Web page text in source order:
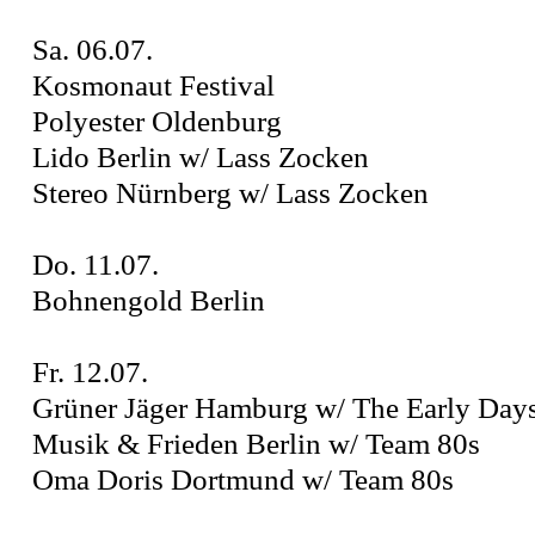
Sa. 06.07.
Kosmonaut Festival
Polyester Oldenburg
Lido Berlin w/ Lass Zocken
Stereo Nürnberg w/ Lass Zocken
Do. 11.07.
Bohnengold Berlin
Fr. 12.07.
Grüner Jäger Hamburg w/ The Early
Musik & Frieden Berlin w/ Team 80s
Oma Doris Dortmund w/ Team 80s